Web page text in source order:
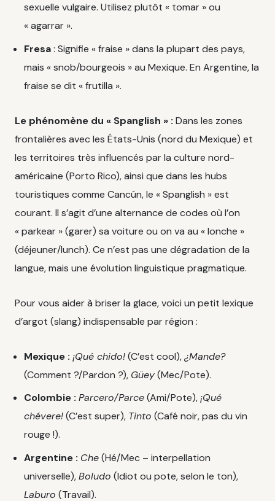
sexuelle vulgaire. Utilisez plutôt « tomar » ou
« agarrar ».
Fresa: Signifie « fraise » dans la plupart des pays,
mais « snob/bourgeois » au Mexique. En Argentine, la
fraise se dit « frutilla ».
Le phénomène du « Spanglish » : Dans les zones
frontalières avec les États-Unis (nord du Mexique) et
les territoires très influencés par la culture nord-
américaine (Porto Rico), ainsi que dans les hubs
touristiques comme Cancún, le « Spanglish » est
courant. Il s’agit d’une alternance de codes où l’on
« parkear » (garer) sa voiture ou on va au « lonche »
(déjeuner/lunch). Ce n’est pas une dégradation de la
langue, mais une évolution linguistique pragmatique.
Pour vous aider à briser la glace, voici un petit lexique
d’argot (slang) indispensable par région :
Mexique : ¡Qué chido!(C’est cool),¿Mande?
(Comment ?/Pardon ?), Güey(Mec/Pote).
Colombie : Parcero/Parce(Ami/Pote),¡Qué
chévere!(C’est super), Tinto (Café noir, pas du vin
rouge !).
Argentine : Che(Hé/Mec – interpellation
universelle),Boludo (Idiot ou pote, selon le ton),
Laburo (Travail).